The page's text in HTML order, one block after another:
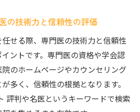
の技術力と信頼性の評価
せる際、専門医の技術力と信頼性
ントです。専門医の資格や学会認
のホームページやカウンセリング
多く、信頼性の根拠となります。
評判や名医というキーワードで検索